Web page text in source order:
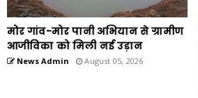
मोर गांव-मोर पानी अभियान से ग्रामीण
आजीविका को मिली नई उड़ान
News Admin August 05, 2026